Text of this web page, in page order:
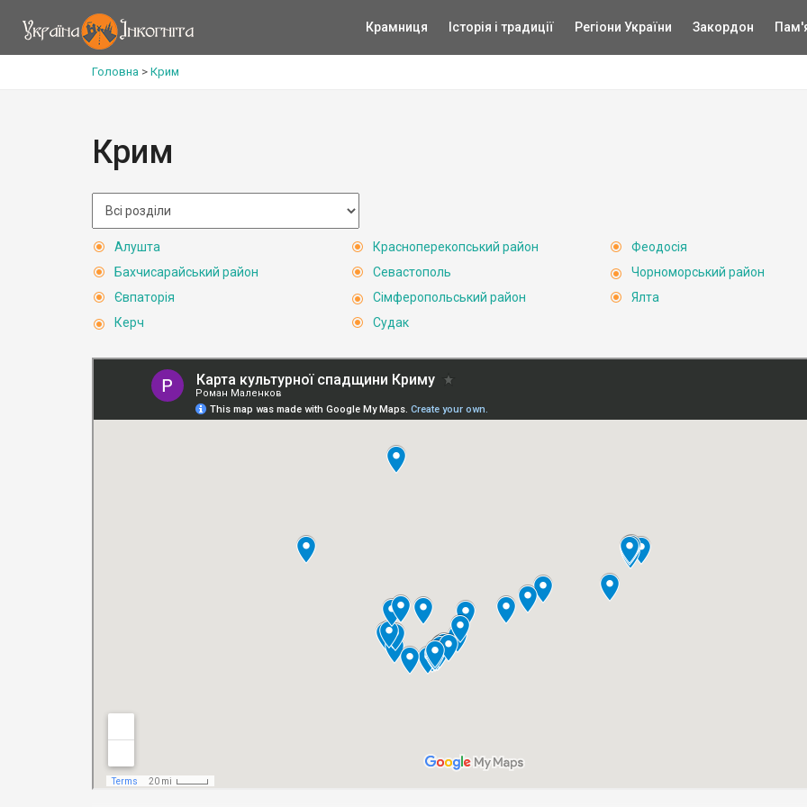
Крамниця Історія і традиції Регіони України Закордон
Головна > Крим
Крим
Алушта
Бахчисарайський район
Євпаторія
Керч
Красноперекопський район
Севастополь
Сімферопольський район
Судак
Феодосія
Чорноморський район
Ялта